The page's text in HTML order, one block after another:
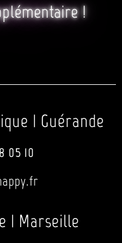
!
| Guérande
05 10
| Marseille